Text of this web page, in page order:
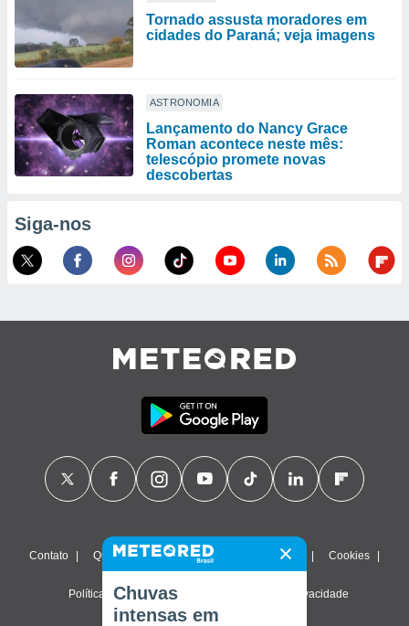
Tornado assusta moradores em
cidades do Paraná; veja imagens
ASTRONOMIA
Lançamento do Nancy Grace
Roman acontece neste mês:
telescópio promete novas
descobertas
Siga-nos
Contato Quem Somos FAQ Termos de uso Cookies
Política de privacidade Configurações de privacidade
Chuvas
intensas em